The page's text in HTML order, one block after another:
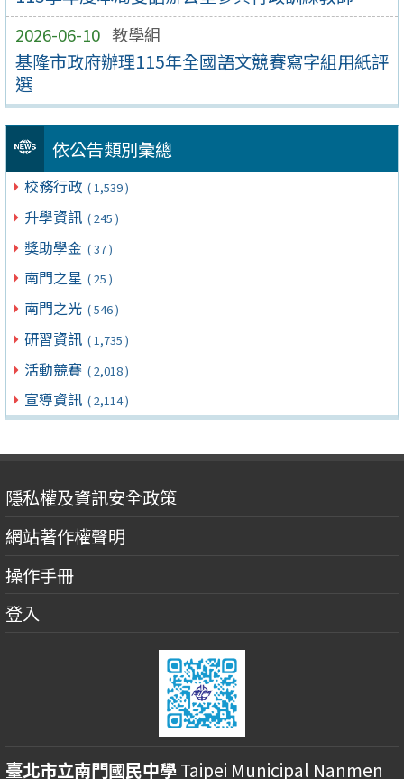
2026-06-10 教學組
基隆市政府辦理115年全國語文競賽寫字組用紙評
選
依公告類別彙總
校務行政 ( 1,539 )
升學資訊 ( 245 )
獎助學金 ( 37 )
南門之星 ( 25 )
南門之光 ( 546 )
研習資訊 ( 1,735 )
活動競賽 ( 2,018 )
宣導資訊 ( 2,114 )
隱私權及資訊安全政策
網站著作權聲明
操作手冊
登入
臺北市立南門國民中學Taipei Municipal Nanmen